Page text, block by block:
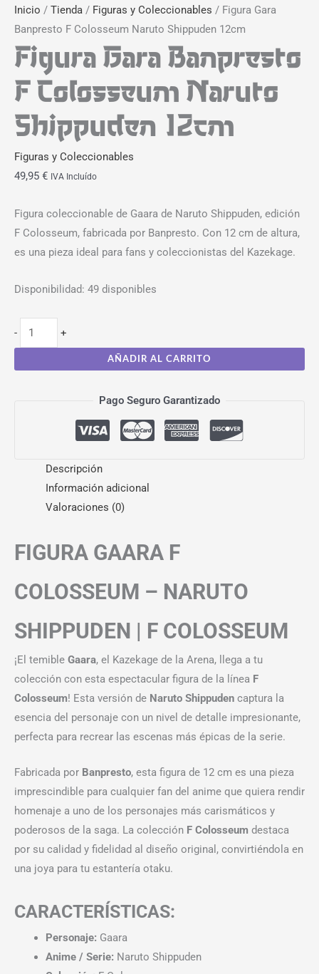
Inicio / Tienda / Figuras y Coleccionables / Figura Gara
Banpresto F Colosseum Naruto Shippuden 12cm
Figura Gara Banpresto
F Colosseum Naruto
Shippuden 12cm
Figuras y Coleccionables
49,95 € IVA Incluído
Figura coleccionable de Gaara de Naruto Shippuden, edición
F Colosseum, fabricada por Banpresto. Con 12 cm de altura,
es una pieza ideal para fans y coleccionistas del Kazekage.
Disponibilidad: 49 disponibles
- +
AÑADIR AL CARRITO
Pago Seguro Garantizado
Descripción
Información adicional
Valoraciones (0)
FIGURA GAARA F
COLOSSEUM – NARUTO
SHIPPUDEN | F COLOSSEUM
¡El temible Gaara, el Kazekage de la Arena, llega a tu
colección con esta espectacular figura de la línea F
Colosseum! Esta versión de Naruto Shippuden captura la
esencia del personaje con un nivel de detalle impresionante,
perfecta para recrear las escenas más épicas de la serie.
Fabricada por Banpresto, esta figura de 12 cm es una pieza
imprescindible para cualquier fan del anime que quiera rendir
homenaje a uno de los personajes más carismáticos y
poderosos de la saga. La colección F Colosseum destaca
por su calidad y fidelidad al diseño original, convirtiéndola en
una joya para tu estantería otaku.
CARACTERÍSTICAS:
Personaje: Gaara
Anime / Serie: Naruto Shippuden